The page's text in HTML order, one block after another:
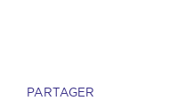
PARTAGER